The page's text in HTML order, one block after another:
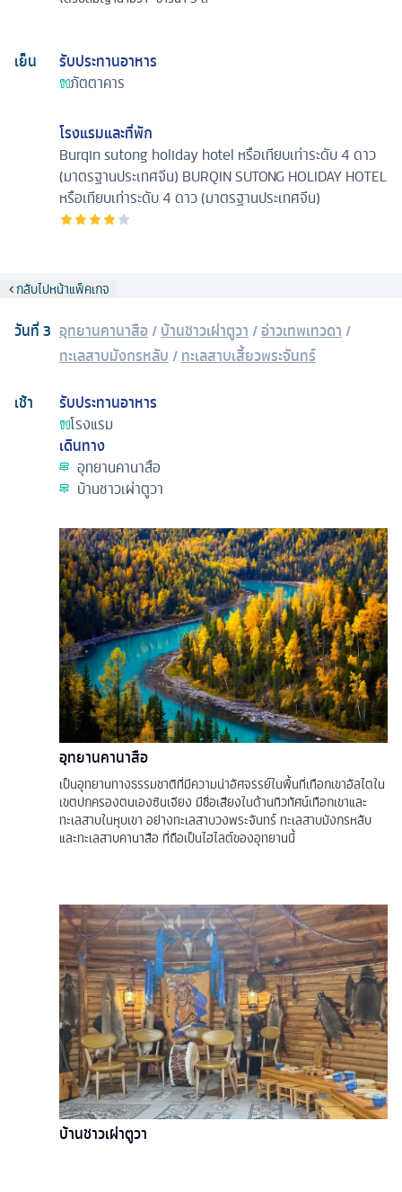
เย็น
รับประทานอาหาร
ภัตตาคาร
โรงแรมและที่พัก
Burqin sutong holiday hotel หรือเทียบเท่าระดับ 4 ดาว
(มาตรฐานประเทศจีน) BURQIN SUTONG HOLIDAY HOTEL
หรือเทียบเท่าระดับ 4 ดาว (มาตรฐานประเทศจีน)
กลับไปหน้าแพ็คเกจ
วันที่3 อุทยานคานาสือ/บ้านชาวเผ่าตูวา /อ่าวเทพเทวดา /
ทะเลสาบมังกรหลับ /ทะเลสาบเสี้ยวพระจันทร์
เช้า
รับประทานอาหาร
โรงแรม
เดินทาง
อุทยานคานาสือ
บ้านชาวเผ่าตูวา
อุทยานคานาสือ
เป็นอุทยานทางธรรมชาติที่มีความน่าอัศจรรย์ในพื้นที่เทือกเขาอัลไตใน
เขตปกครองตนเองซินเจียง มีชื่อเสียงในด้านทิวทัศน์เทือกเขาและ
ทะเลสาบในหุบเขา อย่างทะเลสาบวงพระจันทร์ ทะเลสาบมังกรหลับ
และทะเลสาบคานาสือ ที่ถือเป็นไฮไลต์ของอุทยานนี้
บ้านชาวเผ่าตูวา